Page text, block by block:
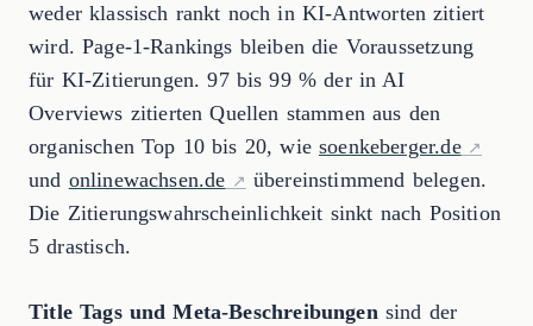
weder klassisch rankt noch in KI-Antworten zitiert
wird. Page-1-Rankings bleiben die Voraussetzung
für KI-Zitierungen. 97 bis 99 % der in AI
Overviews zitierten Quellen stammen aus den
organischen Top 10 bis 20, wie soenkeberger.de
und onlinewachsen.de
übereinstimmend belegen.
Die Zitierungswahrscheinlichkeit sinkt nach Position
5 drastisch.
Title Tags und Meta-Beschreibungensind der